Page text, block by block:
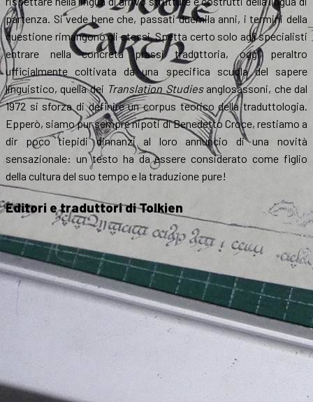
partenza. Si vede bene che, passati duemila anni, i termini della
questione rimangono gli stessi. Spetta certo solo agli specialisti
entrare nella concreta prassi traduttoria, oggi peraltro
ufficialmente coltivata da una specifica scuola del sapere
linguistico, quella dei Translation Studiesanglosassoni, che dal
1972 si sforza di definire un corpus teorico della traduttologia.
Epperò, siamo pur sempre nipoti di Benedetto Croce, restiamo a
dir poco tiepidi dinnanzi al loro annuncio di una novità
sensazionale: un testo ha da essere considerato come figlio
della cultura del suo tempo e la traduzione pure!
Editori e traduttori di Tolkien